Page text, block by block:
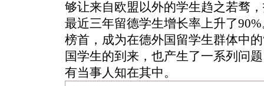
够让来自欧盟以外的学生趋之若骛
最近三年留德学生增长率上升了
榜首，成为在德外国留学生群体中
国学生的到来，也产生了一系列问
有当事人知在其中。